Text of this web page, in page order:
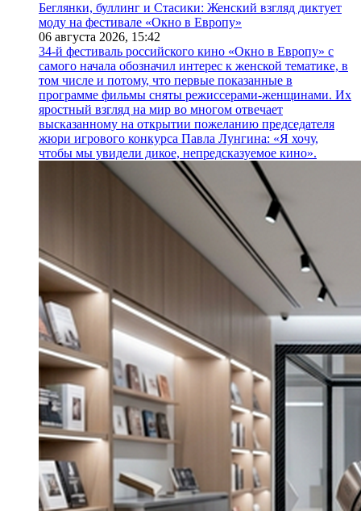
Беглянки, буллинг и Стасики: Женский взгляд диктует
моду на фестивале «Окно в Европу»
06 августа 2026, 15:42
34-й фестиваль российского кино «Окно в Европу» с
самого начала обозначил интерес к женской тематике, в
том числе и потому, что первые показанные в
программе фильмы сняты режиссерами-женщинами. Их
яростный взгляд на мир во многом отвечает
высказанному на открытии пожеланию председателя
жюри игрового конкурса Павла Лунгина: «Я хочу,
чтобы мы увидели дикое, непредсказуемое кино».